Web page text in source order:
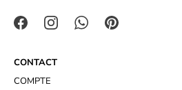
CONTACT
COMPTE